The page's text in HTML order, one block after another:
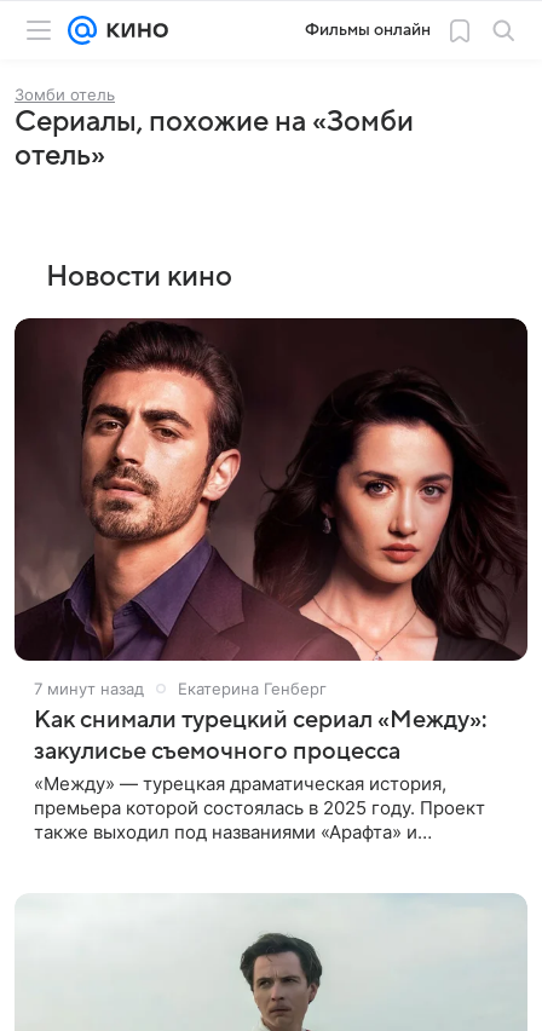
Фильмы онлайн
Зомби отель
Сериалы, похожие на «Зомби
отель»
Новости кино
7 минут назад Екатерина Генберг
Как снимали турецкий сериал «Между»:
закулисье съемочного процесса
«Между» — турецкая драматическая история,
премьера которой состоялась в 2025 году. Проект
также выходил под названиями «Арафта» и